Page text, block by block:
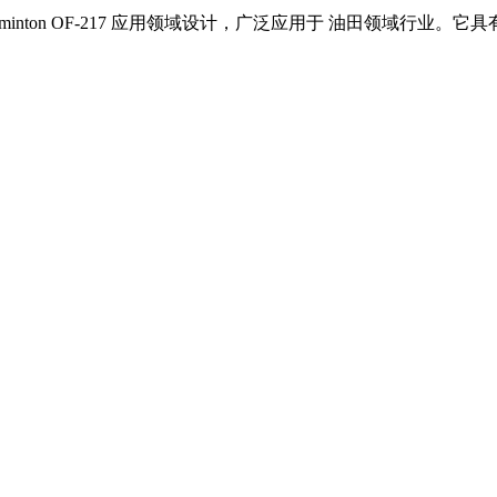
OF-217 应用领域设计，广泛应用于 油田领域行业。它具